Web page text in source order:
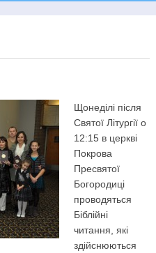
Щонеділі після
Святої Літургії о
12:15 в церкві
Покрова
Пресвятої
Богородиці
проводяться
Біблійні
читання, які
здійснюються